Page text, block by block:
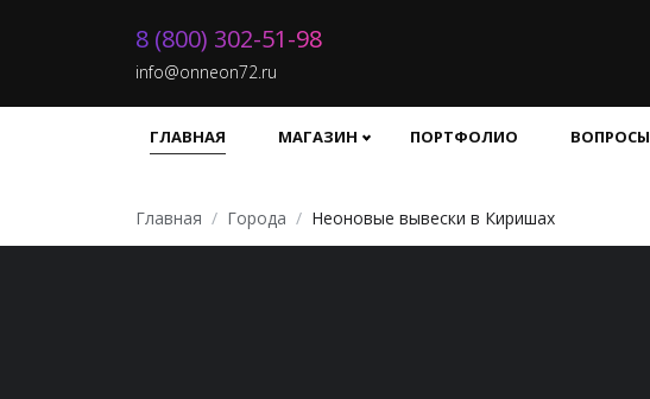
8 (800) 302-51-98
info@onneon72.ru
ГЛАВНАЯ МАГАЗИН ПОРТФОЛИО ВОПРОСЫ
Главная Города Неоновые вывески в Киришах